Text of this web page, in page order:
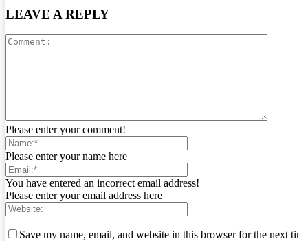
LEAVE A REPLY
Please enter your comment!
Please enter your name here
You have entered an incorrect email address!
Please enter your email address here
Save my name, email, and website in this browser for the next